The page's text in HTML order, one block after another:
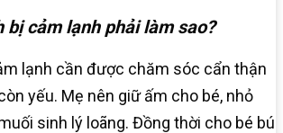
bị cảm lạnh phải làm sao?
lạnh cần được chăm sóc cẩn thận
yếu. Mẹ nên giữ ấm cho bé, nhỏ
sinh lý loãng. Đồng thời cho bé bú